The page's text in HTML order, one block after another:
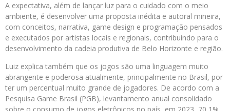
A expectativa, além de lançar luz para o cuidado com o meio
ambiente, é desenvolver uma proposta inédita e autoral mineira,
com conceitos, narrativa, game design e programação pensados
e executados por artistas locais e regionais, contribuindo para o
desenvolvimento da cadeia produtiva de Belo Horizonte e região.
Luiz explica também que os jogos são uma linguagem muito
abrangente e poderosa atualmente, principalmente no Brasil, por
ter um percentual muito grande de jogadores. De acordo com a
Pesquisa Game Brasil (PGB), levantamento anual consolidado